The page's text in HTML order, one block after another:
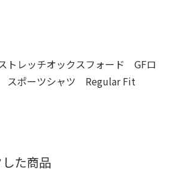
トレッチオックスフォード GFロ
ポーツシャツ Regular Fit
た商品